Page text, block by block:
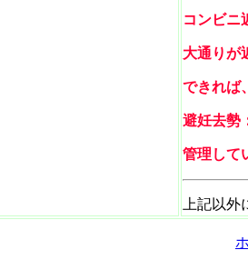
コンビニ
大通りが
できれば
避妊去勢
管理して
上記以